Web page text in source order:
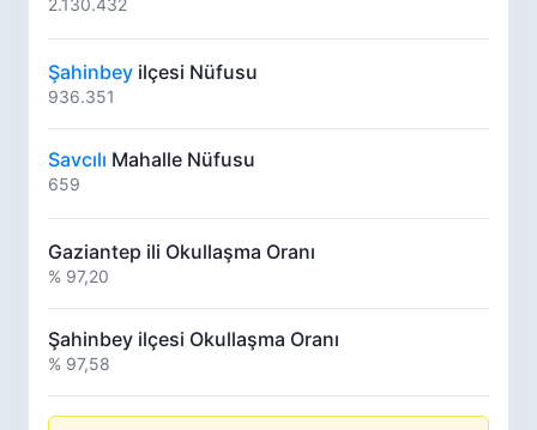
2.130.432
Şahinbey ilçesi Nüfusu
936.351
Savcılı Mahalle Nüfusu
659
Gaziantep ili Okullaşma Oranı
% 97,20
Şahinbey ilçesi Okullaşma Oranı
% 97,58